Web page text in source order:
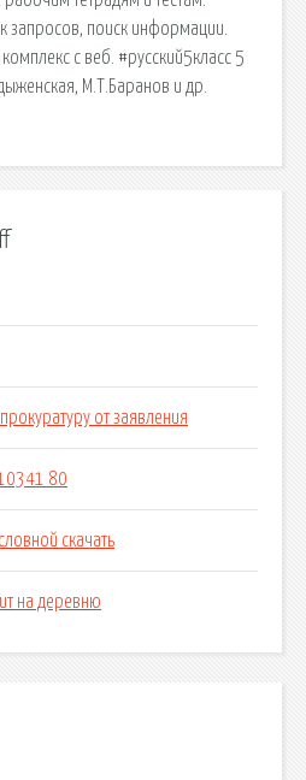
запросов, поиск информации.
с веб. #русский5класс 5
М.Т.Баранов и др.
от заявления
80
скачать
на деревню